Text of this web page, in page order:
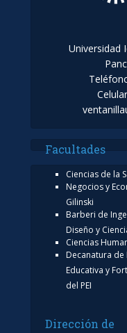
Universidad
Facultades
Ciencias de la
Negocios y
Gilinski
Barberi de
Diseño y
Ciencias
Decanatura de
Educativa y
del PEI
Dirección de